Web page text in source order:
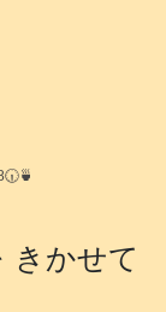
きかせて